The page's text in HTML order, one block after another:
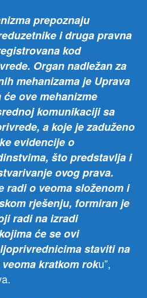
prepoznaju
i druga pravna
kod
Organ nadležan za
mehanizama je Uprava
ove mehanizme
komunikaciji sa
a koje je zaduženo
evidencije o
što predstavlja i
ovog prava.
radi o veoma složenom i
rješenju, formiran je
radi na izradi
će se ovi
staviti na
kratkom roku”,